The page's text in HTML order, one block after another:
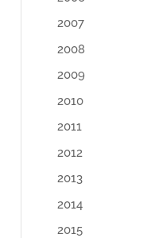
2007
2008
2009
2010
2011
2012
2013
2014
2015